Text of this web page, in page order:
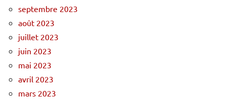
septembre 2023
août 2023
juillet 2023
juin 2023
mai 2023
avril 2023
mars 2023